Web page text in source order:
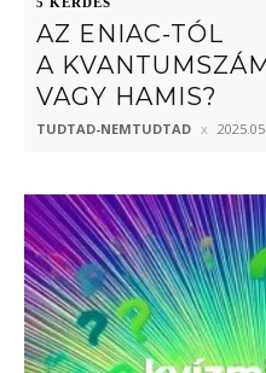
AZ ENIAC-TÓL
A
VAGY HAMIS?
TUDTAD-NEMTUDTAD